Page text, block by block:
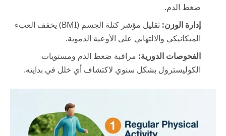
ضغط الدم.
إدارة الوزن:
تقليل مؤشر كتلة الجسم (BMI) يخفف العبء
الميكانيكي والالتهابي على الأوعية الدموية.
الفحوصات الدورية: مراقبة ضغط الدم ومستويات
الكوليسترول بشكل سنوي لاكتشاف أي خلل في بدايته.